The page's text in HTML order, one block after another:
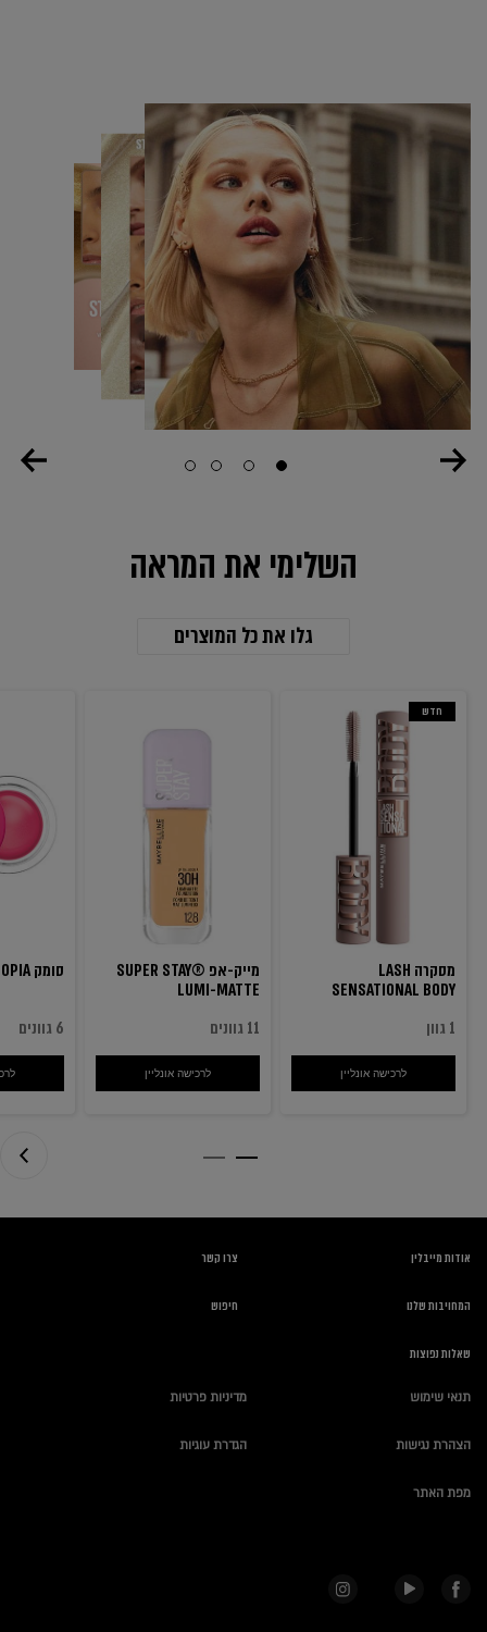
Slide 1
Slide 2
Slide 3
השלימי את המראה
גלו את כל המוצרים
חדש
מסקרה LASH
SENSATIONAL BODY
1 גוון
לרכישה אונליין
מייק-אפ SUPER STAY®
LUMI-MATTE
11 גוונים
לרכישה אונליין
סומק CLOUDTOPIA
6 גוונים
אודות מייבלין
המחויבות שלנו
שאלות נפוצות
צרו קשר
חיפוש
תנאי שימוש מדיניות פרטיות
הצהרת נגישות הגדרת עוגיות
מפת האתר